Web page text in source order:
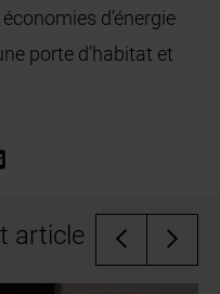
d’énergie
porte d’habitat et
article